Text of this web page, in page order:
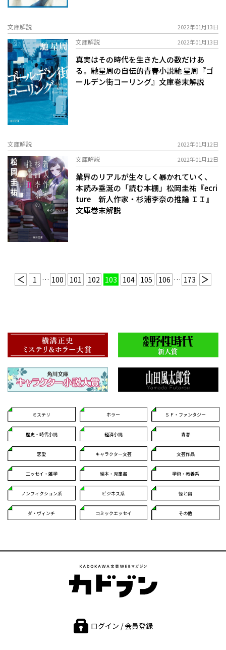
文庫解説 2022年01月13日
文庫解説 2022年01月13日
真実はその時代を生きた人の数だけあ
る。馳星周の自伝的青春小説――馳 星周『ゴ
ールデン街コーリング』文庫巻末解説
文庫解説 2022年01月12日
文庫解説 2022年01月12日
業界のリアルが生々しく暴かれていく、
本読み垂涎の「読む本棚」――松岡圭祐『ecri
ture 新人作家・杉浦李奈の推論 ＩＩ』
文庫巻末解説
1 … 100 101 102 103 104 105 106 … 173
ミステリ ホラー ＳＦ・ファンタジー
歴史・時代小説 経済小説 青春
恋愛 キャラクター文芸 文芸作品
エッセイ・雑学 絵本・児童書 学術・教養系
ノンフィクション系 ビジネス系 怪と幽
ダ・ヴィンチ コミックエッセイ その他
ログイン / 会員登録